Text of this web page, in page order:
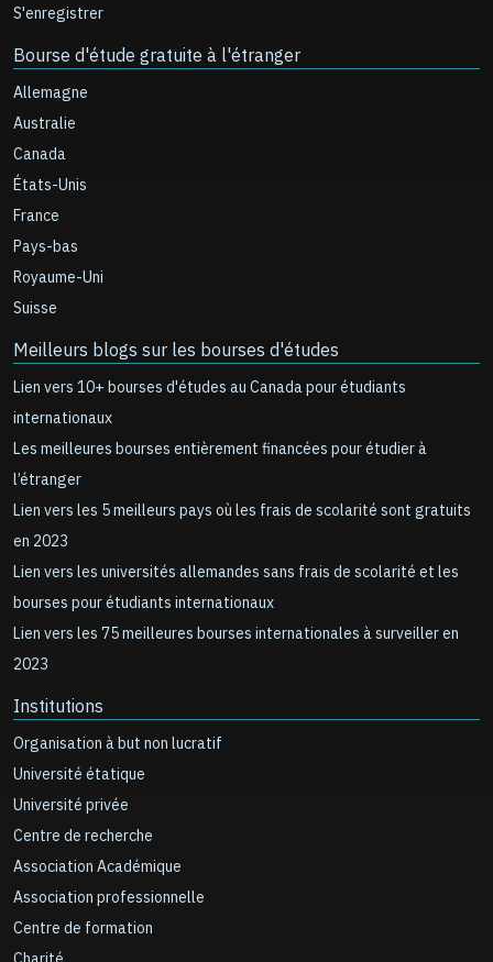
S'enregistrer
Bourse d'étude gratuite à l'étranger
Allemagne
Australie
Canada
États-Unis
France
Pays-bas
Royaume-Uni
Suisse
Meilleurs blogs sur les bourses d'études
Lien vers 10+ bourses d'études au Canada pour étudiants
internationaux
Les meilleures bourses entièrement financées pour étudier à
l’étranger
Lien vers les 5 meilleurs pays où les frais de scolarité sont gratuits
en 2023
Lien vers les universités allemandes sans frais de scolarité et les
bourses pour étudiants internationaux
Lien vers les 75 meilleures bourses internationales à surveiller en
2023
Institutions
Organisation à but non lucratif
Université étatique
Université privée
Centre de recherche
Association Académique
Association professionnelle
Centre de formation